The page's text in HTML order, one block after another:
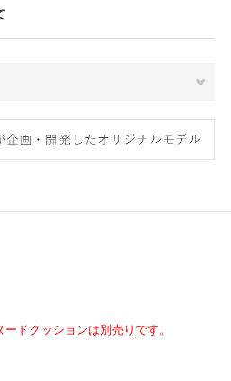
ドクッションは別売りです。